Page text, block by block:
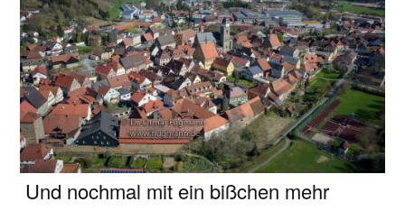
Und nochmal mit ein bißchen mehr